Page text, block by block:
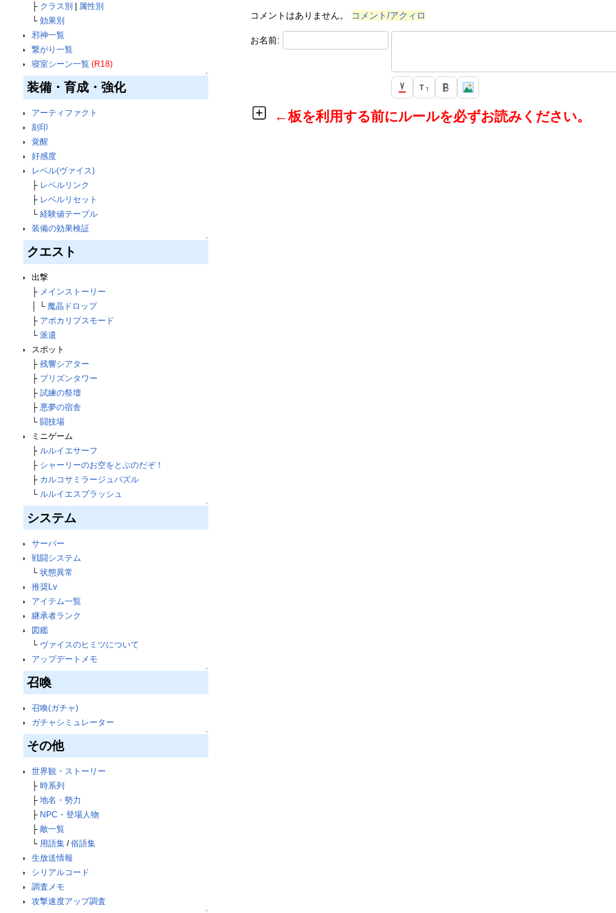
├ クラス別 | 属性別
└ 効果別
邪神一覧
繋がり一覧
寝室シーン一覧 (R18)
↑
装備・育成・強化
アーティファクト
刻印
覚醒
好感度
レベル(ヴァイス)
├ レベルリンク
├ レベルリセット
└ 経験値テーブル
装備の効果検証
↑
クエスト
出撃
├ メインストーリー
│ └ 魔晶ドロップ
├ アポカリプスモード
└ 派遣
スポット
├ 残響シアター
├ プリズンタワー
├ 試練の祭壇
├ 悪夢の宿舎
└ 闘技場
ミニゲーム
├ ルルイエサーフ
├ シャーリーのお空をとぶのだぞ！
├ カルコサミラージュパズル
└ ルルイエスプラッシュ
↑
システム
サーバー
戦闘システム
└ 状態異常
推奨Lv
アイテム一覧
継承者ランク
図鑑
└ ヴァイスのヒミツについて
アップデートメモ
↑
召喚
召喚(ガチャ)
ガチャシミュレーター
↑
その他
世界観・ストーリー
├ 時系列
├ 地名・勢力
├ NPC・登場人物
├ 敵一覧
└ 用語集/俗語集
生放送情報
シリアルコード
調査メモ
攻撃速度アップ調査
↑
コメントはありません。 コメント/アクィロ
お名前:
T T
←板を利用する前にルールを必ずお読みください。